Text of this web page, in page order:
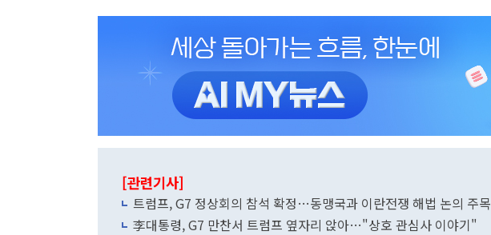
[관련기사]
트럼프, G7 정상회의 참석 확정…동맹국과 이란전쟁 해법 논의 주목
李대통령, G7 만찬서 트럼프 옆자리 앉아…"상호 관심사 이야기"